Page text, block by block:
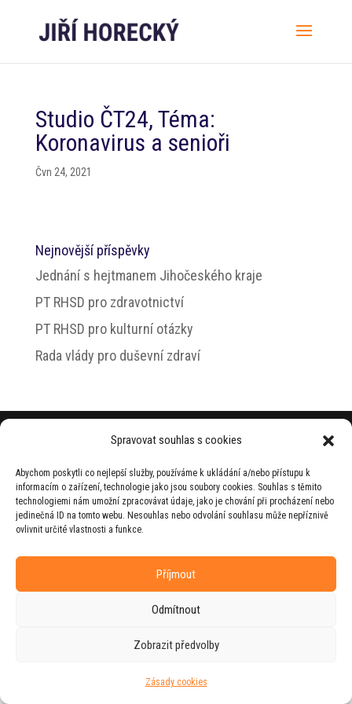
Spravovat souhlas s cookies
Abychom poskytli co nejlepší služby, používáme k ukládání a/nebo přístupu k
informacím o zařízení, technologie jako jsou soubory cookies. Souhlas s těmito
technologiemi nám umožní zpracovávat údaje, jako je chování při procházení nebo
jedinečná ID na tomto webu. Nesouhlas nebo odvolání souhlasu může nepříznivě
ovlivnit určité vlastnosti a funkce.
Příjmout
Odmítnout
Zobrazit předvolby
Zásady cookies
Studio ČT24, Téma:
Koronavirus a senioři
Čvn 24, 2021
Nejnovější příspěvky
Jednání s hejtmanem Jihočeského kraje
PT RHSD pro zdravotnictví
PT RHSD pro kulturní otázky
Rada vlády pro duševní zdraví
© 2026 Jiří Horecký – Osobní stránky Jiřího
Web vytvořila firmaRUDIve spolupráci s
agenturouZEST BRAND.